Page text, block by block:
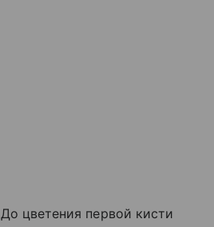
До цветения первой кисти